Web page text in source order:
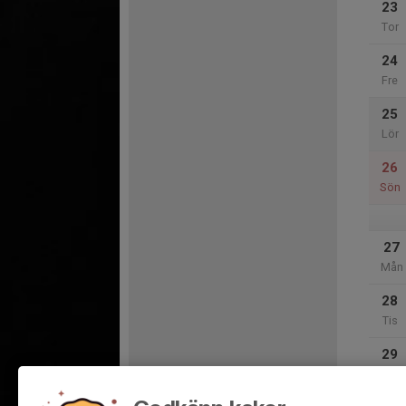
23
Tor
24
Fre
25
Lör
26
Sön
27
Mån
28
Tis
29